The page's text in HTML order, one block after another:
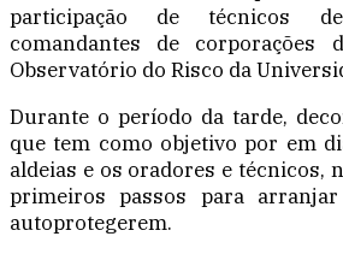
participação de técnicos
comandantes de corporações
Observatório do Risco da
Durante o período da tarde,
que tem como objetivo por em
aldeias e os oradores e técnicos,
primeiros passos para
autoprotegerem.